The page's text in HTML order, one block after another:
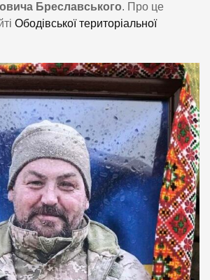
Бреславського. Про це
Ободівської територіальної